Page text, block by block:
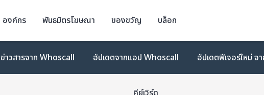
องค์กร พันธมิตรโฆษณา ของขวัญ บล็อก
ข่าวสารจาก Whoscall อัปเดตจากแอป Whoscall อัปเดตฟีเจอร์ใหม่ จ